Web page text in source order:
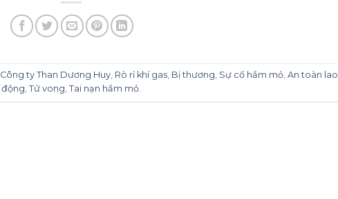
Công ty Than Dương Huy, Rò rỉ khí gas, Bị thương Sự cố hầm mỏ, An toàn lao
động ,Tử vong ,Tai nạn hầm mỏ